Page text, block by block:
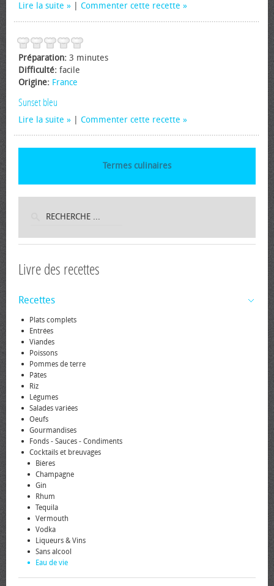
Lire la suite Commenter cette recette
Préparation: 3 minutes
Difficulté: facile
Origine: France
Sunset bleu
Lire la suite Commenter cette recette
Termes culinaires
Livre des recettes
Recettes
Plats complets
Entrées
Viandes
Poissons
Pommes de terre
Pâtes
Riz
Légumes
Salades variées
Oeufs
Gourmandises
Fonds - Sauces - Condiments
Cocktails et breuvages
Bières
Champagne
Gin
Rhum
Tequila
Vermouth
Vodka
Liqueurs & Vins
Sans alcool
Eau de vie